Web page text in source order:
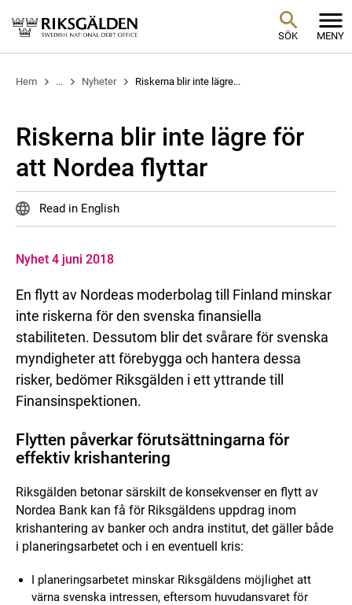
SÖK MENY
Hem ... Nyheter Riskerna blir inte lägre...
Riskerna blir inte lägre för
att Nordea flyttar
Read in English
Nyhet 4 juni 2018
En flytt av Nordeas moderbolag till Finland minskar
inte riskerna för den svenska finansiella
stabiliteten. Dessutom blir det svårare för svenska
myndigheter att förebygga och hantera dessa
risker, bedömer Riksgälden i ett yttrande till
Finansinspektionen.
Flytten påverkar förutsättningarna för
effektiv krishantering
Riksgälden betonar särskilt de konsekvenser en flytt av
Nordea Bank kan få för Riksgäldens uppdrag inom
krishantering av banker och andra institut, det gäller både
i planeringsarbetet och i en eventuell kris:
I planeringsarbetet minskar Riksgäldens möjlighet att
värna svenska intressen, eftersom huvudansvaret för